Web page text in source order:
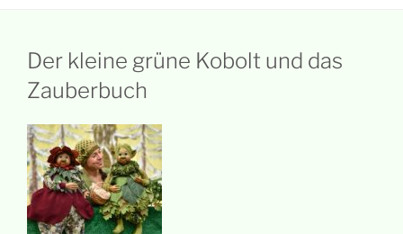
Der kleine grüne Kobolt und das
Zauberbuch